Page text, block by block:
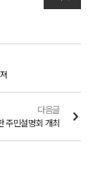
다음글
주민설명회 개최